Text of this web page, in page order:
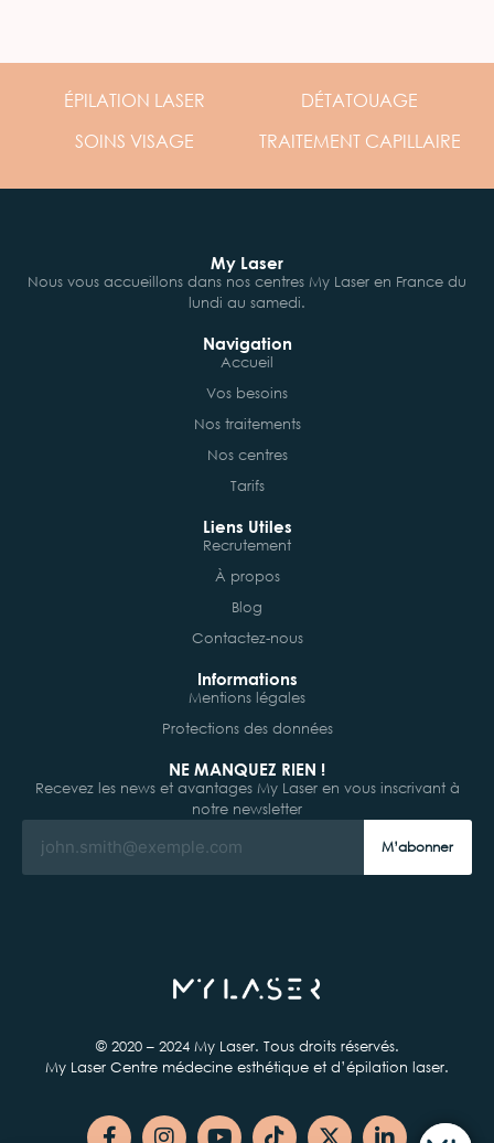
ÉPILATION LASER
DÉTATOUAGE
SOINS VISAGE TRAITEMENT CAPILLAIRE
My Laser
Nous vous accueillons dans nos centres My Laser en France du
lundi au samedi.
Navigation
Accueil
Vos besoins
Nos traitements
Nos centres
Tarifs
Liens Utiles
Recrutement
À propos
Blog
Contactez-nous
Informations
Mentions légales
Protections des données
NE MANQUEZ RIEN !
Recevez les news et avantages My Laser en vous inscrivant à
notre newsletter
M’abonner
© 2020 – 2024 My Laser. Tous droits réservés.
My Laser Centre médecine esthétique et d’épilation laser.